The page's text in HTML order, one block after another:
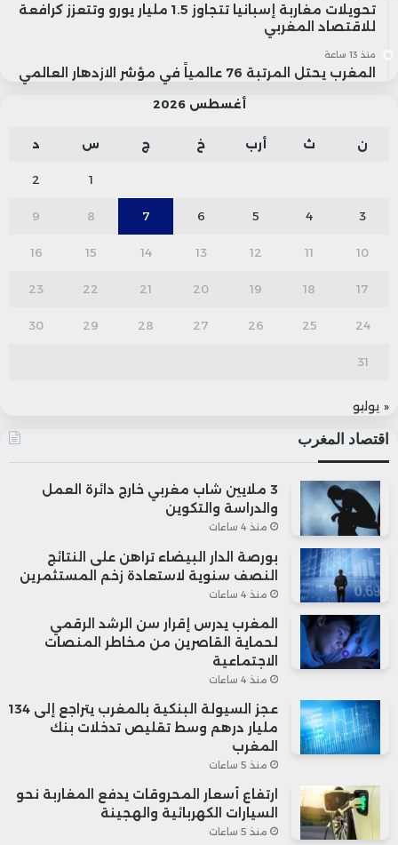
تحويلات مغاربة إسبانيا تتجاوز 1.5 مليار يورو وتتعزز كرافعة
للاقتصاد المغربي
منذ 13 ساعة
المغرب يحتل المرتبة 76 عالمياً في مؤشر الازدهار العالمي
أغسطس 2026
ن ث أرب خ ج س د
1
2
3
4
5
6
7
8
9
10
11
12
13
14
15
16
17
18
19
20
21
22
23
24
25
26
27
28
29
30
31
« يوليو
اقتصاد المغرب
3 ملايين شاب مغربي خارج دائرة العمل
والدراسة والتكوين
منذ 4 ساعات
بورصة الدار البيضاء تراهن على النتائج
النصف سنوية لاستعادة زخم المستثمرين
منذ 4 ساعات
المغرب يدرس إقرار سن الرشد الرقمي
لحماية القاصرين من مخاطر المنصات
الاجتماعية
منذ 4 ساعات
عجز السيولة البنكية بالمغرب يتراجع إلى 134
مليار درهم وسط تقليص تدخلات بنك
المغرب
منذ 5 ساعات
ارتفاع أسعار المحروقات يدفع المغاربة نحو
السيارات الكهربائية والهجينة
منذ 5 ساعات